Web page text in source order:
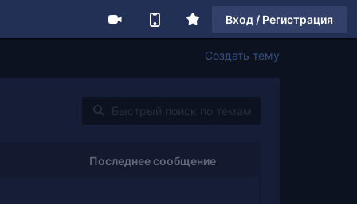
Вход / Регистрация
Создать тему
Последнее сообщение